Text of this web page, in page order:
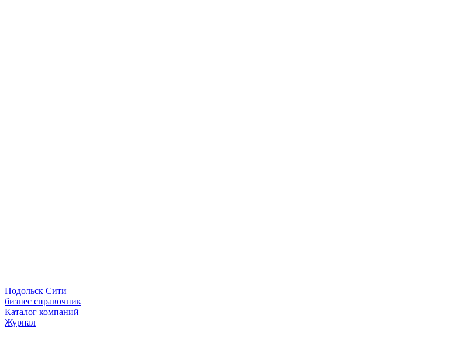
Подольск Сити
бизнес справочник
Каталог компаний
Журнал